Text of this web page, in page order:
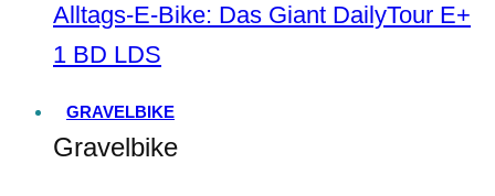
Alltags-E-Bike: Das Giant DailyTour E+
1 BD LDS
GRAVELBIKE
Gravelbike